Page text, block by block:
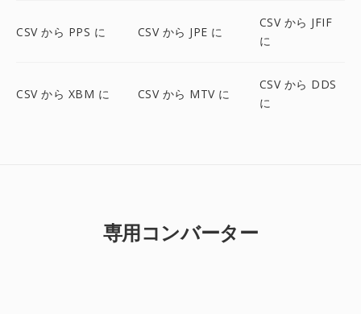
CSV から PPS に CSV から JPE に
CSV から JFIF
に
CSV から XBM に CSV から MTV に
CSV から DDS
に
専用コンバーター